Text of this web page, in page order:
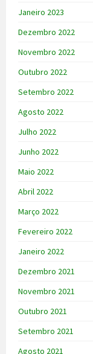
Janeiro 2023
Dezembro 2022
Novembro 2022
Outubro 2022
Setembro 2022
Agosto 2022
Julho 2022
Junho 2022
Maio 2022
Abril 2022
Março 2022
Fevereiro 2022
Janeiro 2022
Dezembro 2021
Novembro 2021
Outubro 2021
Setembro 2021
Agosto 2021